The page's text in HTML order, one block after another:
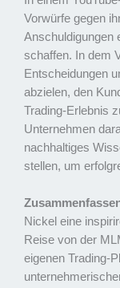
Vorwürfe gegen
Anschuldigungen
schaffen. In dem
Entscheidungen
abzielen, den
Trading-Erlebnis
Unternehmen
nachhaltiges
stellen, um
Nickel eine
Reise von der
eigenen Trading-